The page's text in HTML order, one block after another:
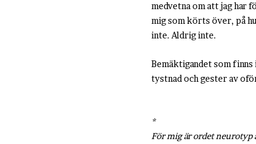
medvetna om att jag har
mig som körts över, på
inte. Aldrig inte.
Bemäktigandet som finns
tystnad och gester av
*
För mig är ordet neurotyp